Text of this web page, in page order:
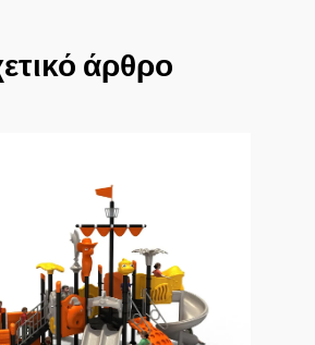
άρθρο